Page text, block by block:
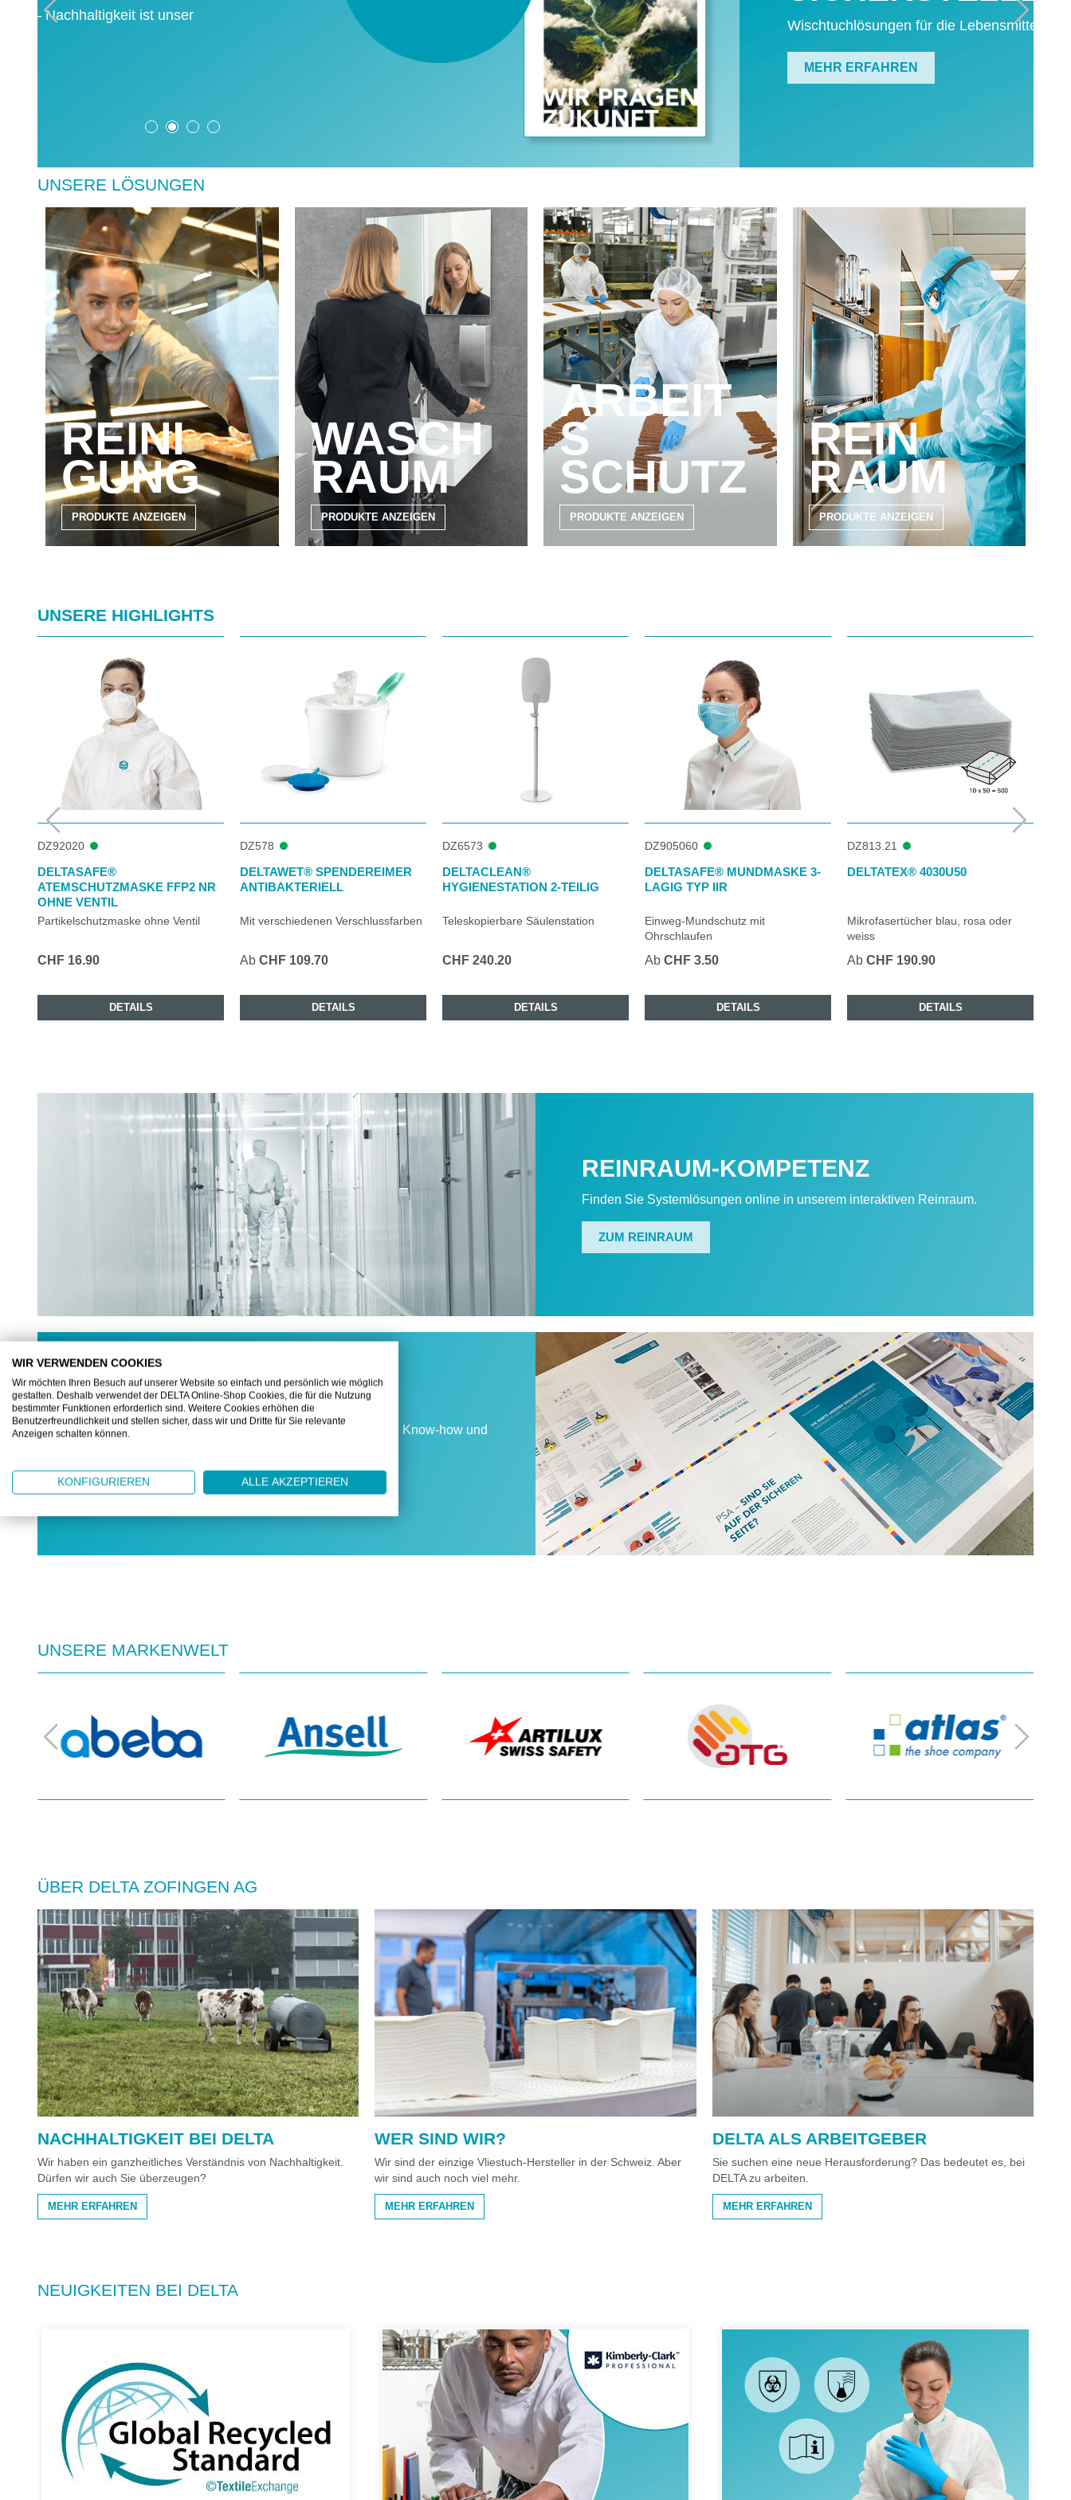
Wischtuchlösungen für die Lebensmittelindustrie
UNSERE LÖSUNGEN
REINI
GUNG
PRODUKTE ANZEIGEN
WASCH
RAUM
PRODUKTE ANZEIGEN
ARBEIT
S
SCHUTZ
PRODUKTE ANZEIGEN
REIN
RAUM
PRODUKTE ANZEIGEN
Produktgalerie überspringen
UNSERE HIGHLIGHTS
DZ92020
DELTASAFE®
ATEMSCHUTZMASKE FFP2 NR
OHNE VENTIL
Partikelschutzmaske ohne Ventil
CHF 16.90
DETAILS
DZ578
DELTAWET® SPENDEREIMER
ANTIBAKTERIELL
Mit verschiedenen Verschlussfarben
Ab CHF 109.70
DETAILS
DZ6573
DELTACLEAN®
HYGIENESTATION 2-TEILIG
Teleskopierbare Säulenstation
CHF 240.20
DETAILS
DZ905060
DELTASAFE® MUNDMASKE 3-
LAGIG TYP IIR
Einweg-Mundschutz mit
Ohrschlaufen
Ab CHF 3.50
DETAILS
DZ813.21
DELTATEX® 4030U50
Mikrofasertücher blau, rosa oder
weiss
Ab CHF 190.90
DETAILS
REINRAUM-KOMPETENZ
Finden Sie Systemlösungen online in unserem interaktiven Reinraum.
ZUM REINRAUM
DELTA KATALOGE
Gewusst wie: Profitieren Sie von unserem umfassenden Know-how und
JETZT STÖBERN
UNSERE MARKENWELT
ÜBER DELTA ZOFINGEN AG
NACHHALTIGKEIT BEI DELTA
Wir haben ein ganzheitliches Verständnis von Nachhaltigkeit.
Dürfen wir auch Sie überzeugen?
MEHR ERFAHREN
WER SIND WIR?
Wir sind der einzige Vliestuch-Hersteller in der Schweiz. Aber
wir sind auch noch viel mehr.
MEHR ERFAHREN
DELTA ALS ARBEITGEBER
Sie suchen eine neue Herausforderung? Das bedeutet es, bei
DELTA zu arbeiten.
MEHR ERFAHREN
NEUIGKEITEN BEI DELTA
WIR VERWENDEN COOKIES
Wir möchten Ihren Besuch auf unserer Website so einfach und persönlich wie möglich
gestalten. Deshalb verwendet der DELTA Online-Shop Cookies, die für die Nutzung
bestimmter Funktionen erforderlich sind. Weitere Cookies erhöhen die
Benutzerfreundlichkeit und stellen sicher, dass wir und Dritte für Sie relevante
Anzeigen schalten können.
KONFIGURIEREN ALLE AKZEPTIEREN